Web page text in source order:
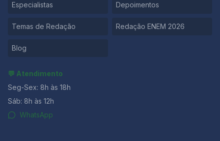
Especialistas Depoimentos
Temas de Redação Redação ENEM 2026
Blog
💬 Atendimento
Seg-Sex: 8h às 18h
Sáb: 8h às 12h
WhatsApp